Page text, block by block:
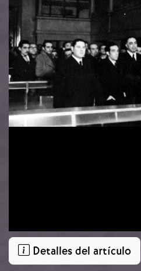
Detalles del artículo